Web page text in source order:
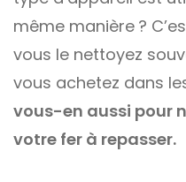
même manière ?
vous le nettoyez
vous achetez dans
vous-en aussi pour
votre fer à repasser.